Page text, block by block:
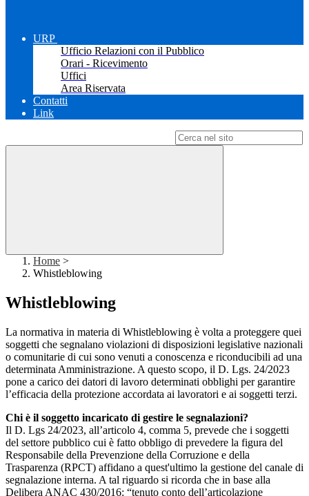
URP
Ufficio Relazioni con il Pubblico
Orari - Ricevimento
Uffici
Area Riservata
Contatti
Link
Home >
Whistleblowing
Whistleblowing
La normativa in materia di Whistleblowing è volta a proteggere quei
soggetti che segnalano violazioni di disposizioni legislative nazionali
o comunitarie di cui sono venuti a conoscenza e riconducibili ad una
determinata Amministrazione. A questo scopo, il D. Lgs. 24/2023
pone a carico dei datori di lavoro determinati obblighi per garantire
l’efficacia della protezione accordata ai lavoratori e ai soggetti terzi.
Chi è il soggetto incaricato di gestire le segnalazioni?
Il D. Lgs 24/2023, all’articolo 4, comma 5, prevede che i soggetti
del settore pubblico cui è fatto obbligo di prevedere la figura del
Responsabile della Prevenzione della Corruzione e della
Trasparenza (RPCT) affidano a quest'ultimo la gestione del canale di
segnalazione interna. A tal riguardo si ricorda che in base alla
Delibera ANAC 430/2016: “tenuto conto dell’articolazione